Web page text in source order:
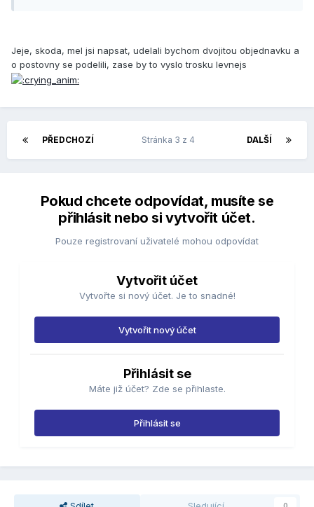
Jeje, skoda, mel jsi napsat, udelali bychom dvojitou objednavku a
o postovny se podelili, zase by to vyslo trosku levnejs
PŘEDCHOZÍ DALŠÍ
Stránka 3 z 4
Pokud chcete odpovídat, musíte se
přihlásit nebo si vytvořit účet.
Pouze registrovaní uživatelé mohou odpovídat
Vytvořit účet
Vytvořte si nový účet. Je to snadné!
Vytvořit nový účet
Přihlásit se
Máte již účet? Zde se přihlaste.
Přihlásit se